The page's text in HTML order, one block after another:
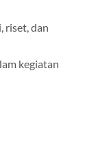
riset, dan
kegiatan